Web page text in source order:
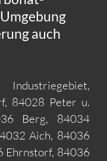
auch
84028 Peter u.
Berg, 84034
Aich, 84036
Ehrnstorf, 84036